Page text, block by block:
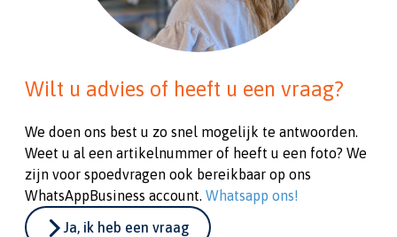
Wilt u advies of heeft u een vraag?
We doen ons best u zo snel mogelijk te antwoorden.
Weet u al een artikelnummer of heeft u een foto? We
zijn voor spoedvragen ook bereikbaar op ons
WhatsAppBusiness account. Whatsapp ons!
Ja, ik heb een vraag